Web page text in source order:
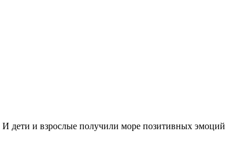
И дети и взрослые получили море позитивных эмоций